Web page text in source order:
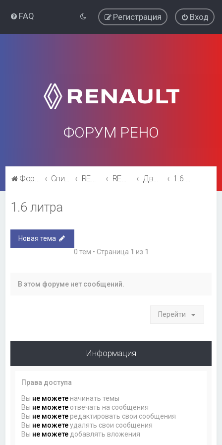
FAQ Вход
Регистрация
ФОРУМ РЕНО
Форум Рено Список форумов RENAULT SYMBOL RENAULT SYMBOL Двигатель и трансмиссия 1.6 литра
1.6 литра
Новая тема
0 тем • Страница 1 из 1
В этом форуме нет сообщений.
Перейти
Информация
Права доступа
Вы не можете начинать темы
Вы не можете отвечать на сообщения
Вы не можете редактировать свои сообщения
Вы не можетеудалять свои сообщения
Вы не можете добавлять вложения